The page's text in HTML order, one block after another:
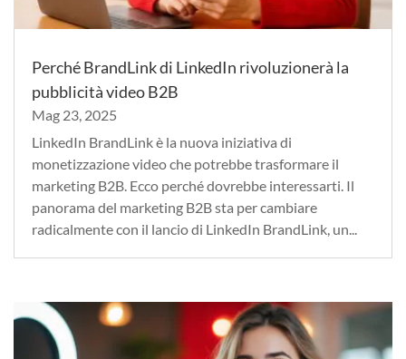
Perché BrandLink di LinkedIn rivoluzionerà la
pubblicità video B2B
Mag 23, 2025
LinkedIn BrandLink è la nuova iniziativa di
monetizzazione video che potrebbe trasformare il
marketing B2B. Ecco perché dovrebbe interessarti. Il
panorama del marketing B2B sta per cambiare
radicalmente con il lancio di LinkedIn BrandLink, un...